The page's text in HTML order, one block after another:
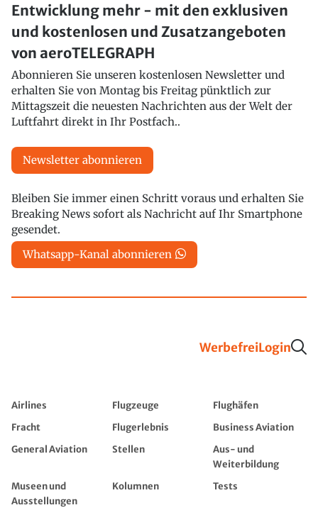
Entwicklung mehr - mit den exklusiven
und kostenlosen und Zusatzangeboten
von aeroTELEGRAPH
Abonnieren Sie unseren kostenlosen Newsletter und
erhalten Sie von Montag bis Freitag pünktlich zur
Mittagszeit die neuesten Nachrichten aus der Welt der
Luftfahrt direkt in Ihr Postfach..
Newsletter abonnieren
Bleiben Sie immer einen Schritt voraus und erhalten Sie
Breaking News sofort als Nachricht auf Ihr Smartphone
gesendet.
Whatsapp-Kanal abonnieren
WerbefreiLogin
Airlines Flugzeuge
Flughäfen
Fracht
Flugerlebnis
Business Aviation
General Aviation
Stellen
Aus- und
Weiterbildung
Museen und
Ausstellungen
Kolumnen Tests